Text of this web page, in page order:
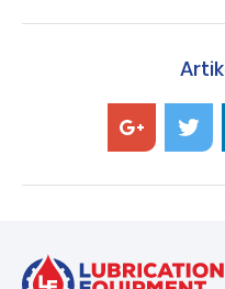
Google+Twitter